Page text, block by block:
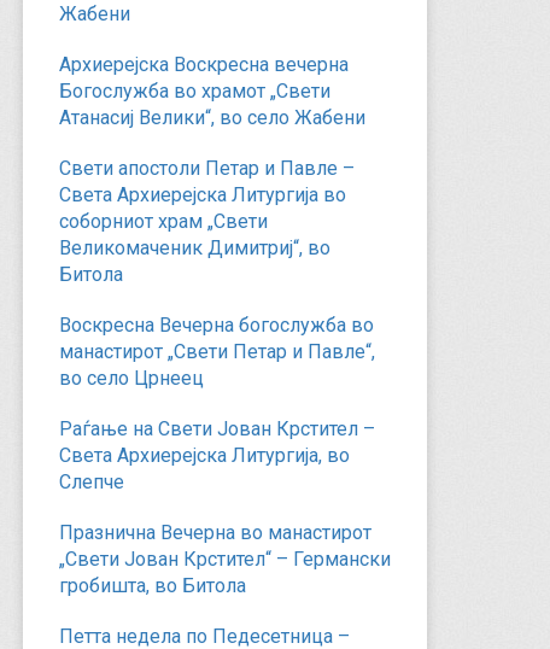
Жабени
Архиерејска Воскресна вечерна
Богослужба во храмот „Свети
Атанасиј Велики“, во село Жабени
Свети апостоли Петар и Павле –
Света Архиерејска Литургија во
соборниот храм „Свети
Великомаченик Димитриј“, во
Битола
Воскресна Вечерна богослужба во
манастирот „Свети Петар и Павле“,
во село Црнеец
Раѓање на Свети Јован Крстител –
Света Архиерејска Литургија, во
Слепче
Празнична Вечерна во манастирот
„Свети Јован Крстител“ – Германски
гробишта, во Битола
Петта недела по Педесетница –